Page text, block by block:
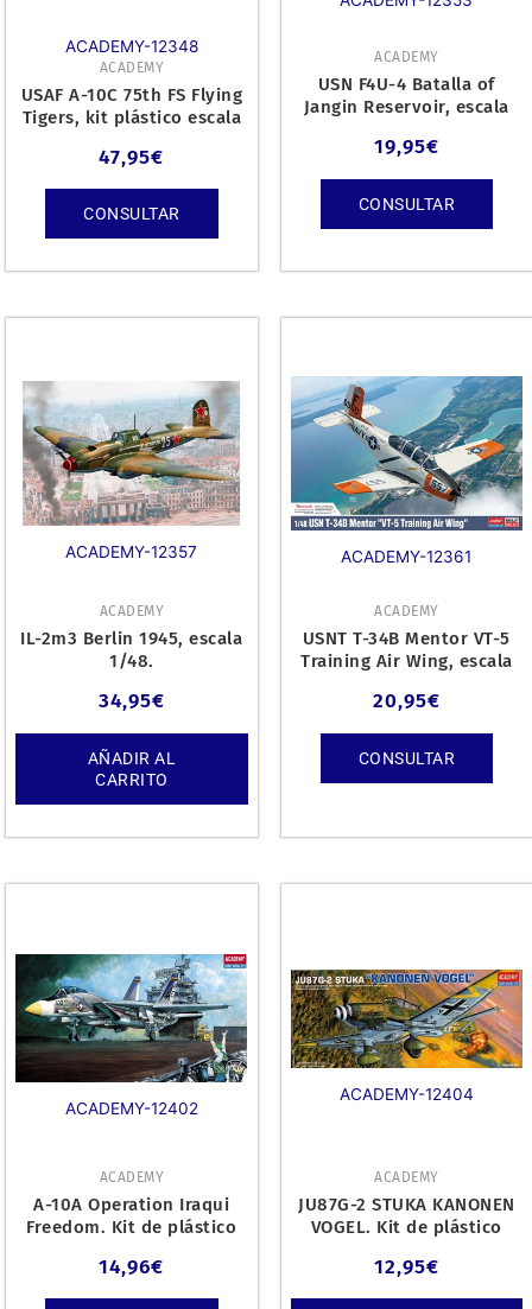
ACADEMY-12348
ACADEMY
USAF A-10C 75th FS Flying
Tigers, kit plástico escala
47,95€
CONSULTAR
ACADEMY
USN F4U-4 Batalla of
Jangin Reservoir, escala
19,95€
CONSULTAR
ACADEMY-12357
ACADEMY
IL-2m3 Berlin 1945, escala
1/48.
34,95€
AÑADIR AL
CARRITO
ACADEMY-12361
ACADEMY
USNT T-34B Mentor VT-5
Training Air Wing, escala
20,95€
CONSULTAR
ACADEMY-12402
ACADEMY
A-10A Operation Iraqui
Freedom. Kit de plástico
14,96€
ACADEMY-12404
ACADEMY
JU87G-2 STUKA KANONEN
VOGEL. Kit de plástico
12,95€